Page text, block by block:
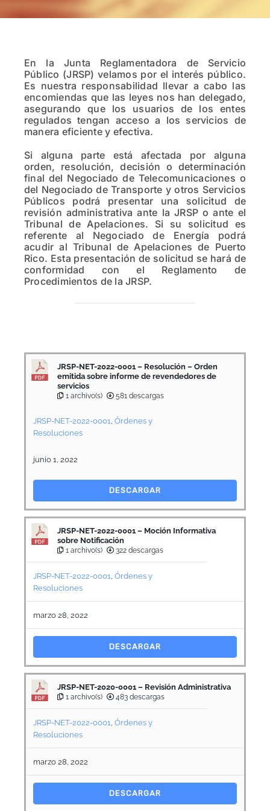
En la Junta Reglamentadora de Servicio
Público (JRSP) velamos por el interés público.
Es nuestra responsabilidad llevar a cabo las
encomiendas que las leyes nos han delegado,
asegurando que los usuarios de los entes
regulados tengan acceso a los servicios de
manera eficiente y efectiva.
Si alguna parte está afectada por alguna
orden, resolución, decisión o determinación
final del Negociado de Telecomunicaciones o
del Negociado de Transporte y otros Servicios
Públicos podrá presentar una solicitud de
revisión administrativa ante la JRSP o ante el
Tribunal de Apelaciones. Si su solicitud es
referente al Negociado de Energía podrá
acudir al Tribunal de Apelaciones de Puerto
Rico. Esta presentación de solicitud se hará de
conformidad con el Reglamento de
Procedimientos de la JRSP.
JRSP-NET-2022-0001 – Resolución – Orden
emitida sobre informe de revendedores de
servicios
1 archivo(s) 581 descargas
JRSP-NET-2022-0001 Órdenes y
Resoluciones
junio 1, 2022
DESCARGAR
JRSP-NET-2022-0001 – Moción Informativa
sobre Notificación
1 archivo(s) 322 descargas
JRSP-NET-2022-0001 Órdenes y
Resoluciones
marzo 28, 2022
DESCARGAR
JRSP-NET-2020-0001 – Revisión Administrativa
1 archivo(s) 483 descargas
JRSP-NET-2022-0001 Órdenes y
Resoluciones
marzo 28, 2022
DESCARGAR